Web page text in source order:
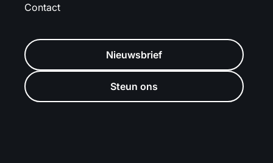
Contact
Nieuwsbrief
Steun ons